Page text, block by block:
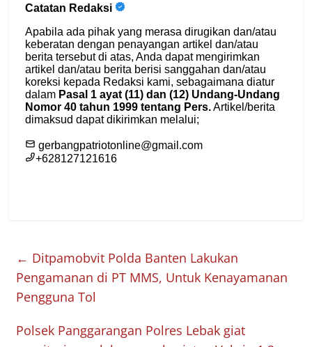
← Ditpamobvit Polda Banten Lakukan
Pengamanan di PT MMS, Untuk Kenayamanan
Pengguna Tol
Polsek Panggarangan Polres Lebak giat